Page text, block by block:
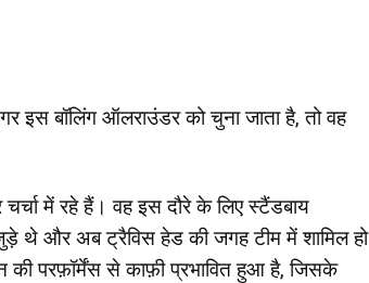
इस बॉलिंग ऑलराउंडर को चुना जाता है, तो वह
में रहे हैं। वह इस दौरे के लिए स्टैंडबाय
थे और अब ट्रैविस हेड की जगह टीम में शामिल हो
परफ़ॉर्मेंस से काफ़ी प्रभावित हुआ है, जिसके